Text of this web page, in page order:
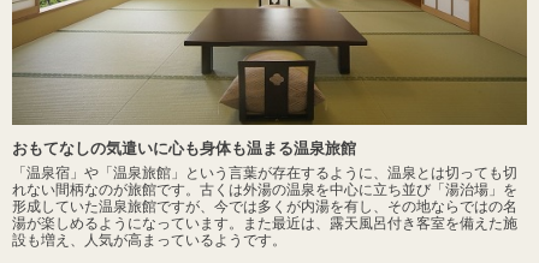
おもてなしの気遣いに心も身体も温まる温泉旅館
「温泉宿」や「温泉旅館」という言葉が存在するように、温泉とは切っても切
れない間柄なのが旅館です。古くは外湯の温泉を中心に立ち並び「湯治場」を
形成していた温泉旅館ですが、今では多くが内湯を有し、その地ならではの名
湯が楽しめるようになっています。また最近は、露天風呂付き客室を備えた施
設も増え、人気が高まっているようです。